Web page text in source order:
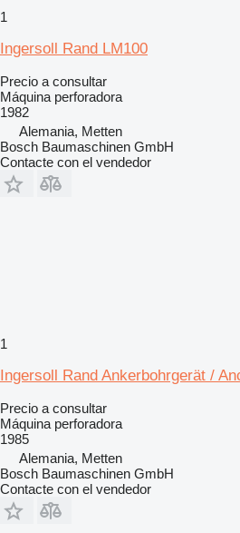
1
Ingersoll Rand LM100
Precio a consultar
Máquina perforadora
1982
Alemania, Metten
Bosch Baumaschinen GmbH
Contacte con el vendedor
1
Ingersoll Rand Ankerbohrgerät /
Precio a consultar
Máquina perforadora
1985
Alemania, Metten
Bosch Baumaschinen GmbH
Contacte con el vendedor